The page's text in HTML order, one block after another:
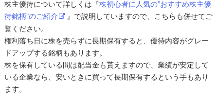
株主優待について詳しくは『株初心者に人気の”おすすめ株主優
待銘柄”のご紹介
』で説明していますので、こちらも併せてご
覧ください。
権利落ち日に株を売らずに長期保有すると、優待内容がグレー
ドアップする銘柄もあります。
株を保有している間は配当金も貰えますので、業績が安定して
いる企業なら、安いときに買って長期保有するという手もあり
ます。